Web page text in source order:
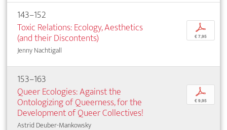
143–152
Toxic Relations: Ecology, Aesthetics
(and their Discontents)
Jenny Nachtigall
p
€ 7,95
153–163
Queer Ecologies: Against the
Ontologizing of Queerness, for the
Development of Queer Collectives!
Astrid Deuber-Mankowsky
p
€ 9,95